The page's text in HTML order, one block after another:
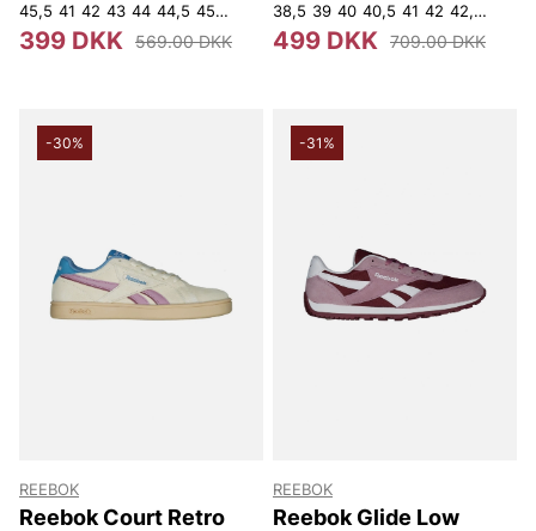
45,5 41 42 43 44 44,5 45 47
399 DKK 569.00 DKK
38,5 39 40 40,5 41 42 42,5
499 DKK 709.00 DKK
-30%
REEBOK
Reebok Court Retro
-31%
REEBOK
Reebok Glide Low